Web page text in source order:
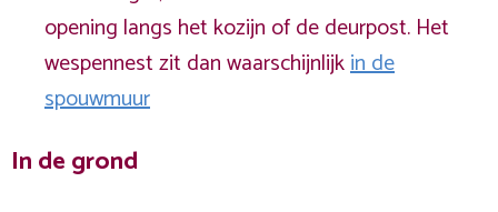
opening langs het kozijn of de deurpost. Het
wespennest zit dan waarschijnlijkin de
spouwmuur
In de grond